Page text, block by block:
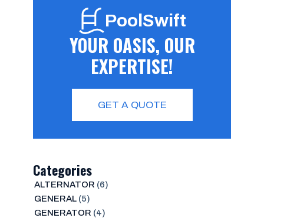
PoolSwift
YOUR OASIS, OUR
EXPERTISE!
GET A QUOTE
Categories
ALTERNATOR (6)
GENERAL(5)
GENERATOR (4)